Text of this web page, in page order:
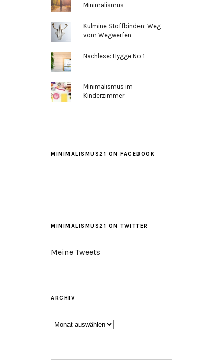
Minimalismus
Kulmine Stoffbinden: Weg
vom Wegwerfen
Nachlese: Hygge No 1
Minimalismus im
Kinderzimmer
MINIMALISMUS21 ON FACEBOOK
MINIMALISMUS21 ON TWITTER
Meine Tweets
ARCHIV
Archiv